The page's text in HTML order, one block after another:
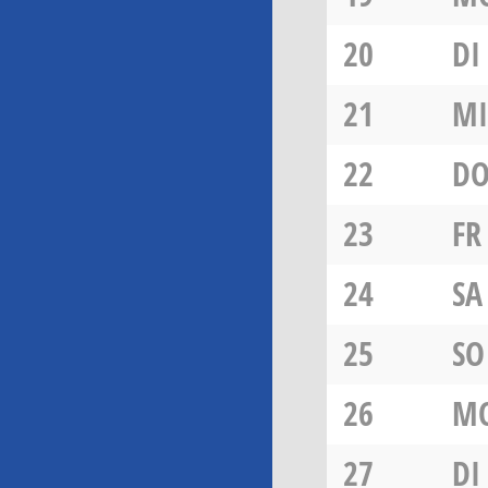
20
DI
21
MI
22
23
FR
24
SA
25
SO
26
27
DI